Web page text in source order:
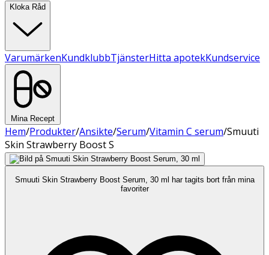
Kloka Råd
VarumärkenKundklubbTjänsterHitta apotekKundservice
Mina Recept
Hem/Produkter/Ansikte/Serum/Vitamin C serum/Smuuti
Skin Strawberry Boost S
Smuuti Skin Strawberry Boost Serum, 30 ml har tagits bort från mina
favoriter